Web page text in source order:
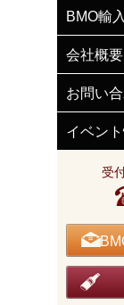
BMO輸
会社概要
お問い
イベン
受